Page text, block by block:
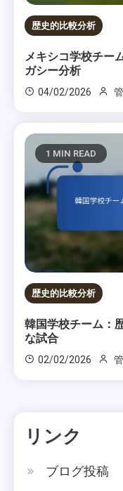
歴史的比較分析
メキシコ学校チー
ガシー分析
04/02/2026
1 MIN READ
歴史的比較分析
韓国学校チーム：
な試合
02/02/2026
リンク
ブログ投稿